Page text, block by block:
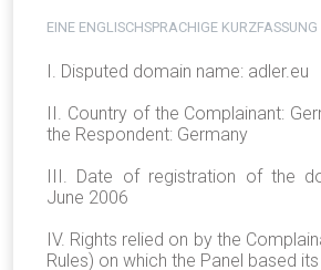
EINE ENGLISCHSPRACHIGE
I. Disputed domain name: adler.eu
II. Country of the Complainant:
the Respondent: Germany
III. Date of registration of the
June 2006
IV. Rights relied on by the
Rules) on which the Panel based